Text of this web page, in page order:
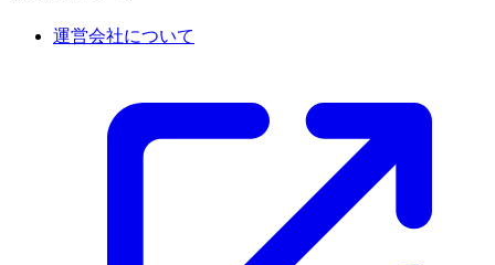
運営会社について